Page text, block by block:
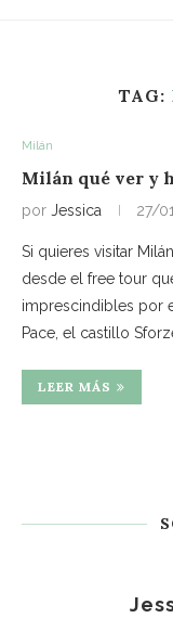
TAG:
Milán
Milán qué ver y
por Jessica 27/
Si quieres visitar
desde el free tour
imprescindibles por
Pace, el castillo
LEER MÁS